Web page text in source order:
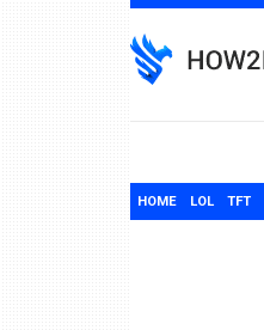
to
content
HOME LOL TFT